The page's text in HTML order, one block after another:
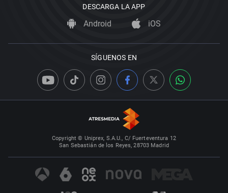
DESCARGA LA APP
Android iOS
SÍGUENOS EN
Copyright © Uniprex, S.A.U., C/ Fuerteventura 12
San Sebastián de los Reyes, 28703 Madrid